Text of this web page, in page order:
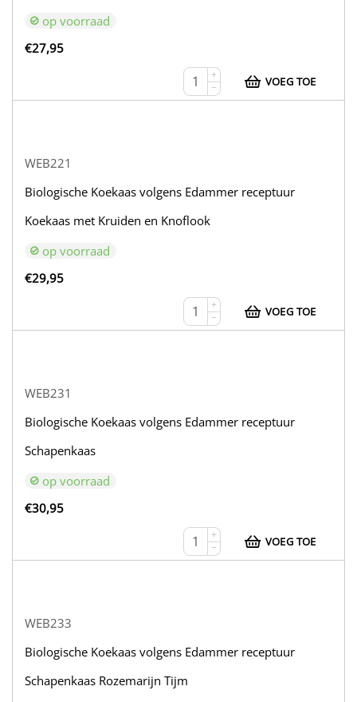
op voorraad
€27,95
+
−
VOEG TOE
WEB221
Biologische Koekaas volgens Edammer receptuur
Koekaas met Kruiden en Knoflook
op voorraad
€29,95
+
−
VOEG TOE
WEB231
Biologische Koekaas volgens Edammer receptuur
Schapenkaas
op voorraad
€30,95
+
−
VOEG TOE
WEB233
Biologische Koekaas volgens Edammer receptuur
Schapenkaas Rozemarijn Tijm